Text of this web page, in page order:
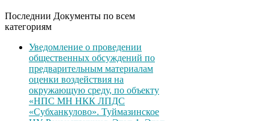
Последнии Документы по всем
категориям
Уведомление о проведении
общественных обсуждений по
предварительным материалам
оценки воздействия на
окружающую среду, по объекту
«НПС МН НКК ЛПДС
«Субханкулово». Туймазинское